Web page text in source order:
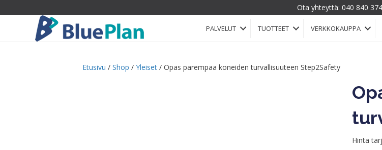
Ota yhteyttä: 040 840
PALVELUT TUOTTEET VERKKOKAUPPA
Etusivu / Shop / Yleiset / Opas parempaa koneiden turvallisuuteen Step2Safety
Hinta